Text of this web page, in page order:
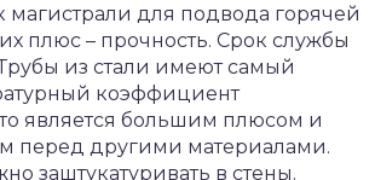
магистрали для подвода горячей
плюс – прочность. Срок службы
из стали имеют самый
коэффициент
является большим плюсом и
перед другими материалами.
заштукатуривать в стены.